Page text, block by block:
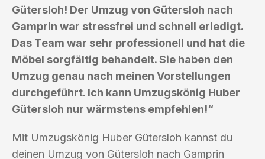
Gütersloh! Der Umzug von Gütersloh nach
Gamprin war stressfrei und schnell erledigt.
Das Team war sehr professionell und hat die
Möbel sorgfältig behandelt. Sie haben den
Umzug genau nach meinen Vorstellungen
durchgeführt. Ich kann Umzugskönig Huber
Gütersloh nur wärmstens empfehlen!“
Mit Umzugskönig Huber Gütersloh kannst du
deinen Umzug von Gütersloh nach Gamprin